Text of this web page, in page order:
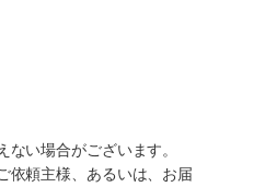
い場合がございます。
依頼主様、あるいは、お届